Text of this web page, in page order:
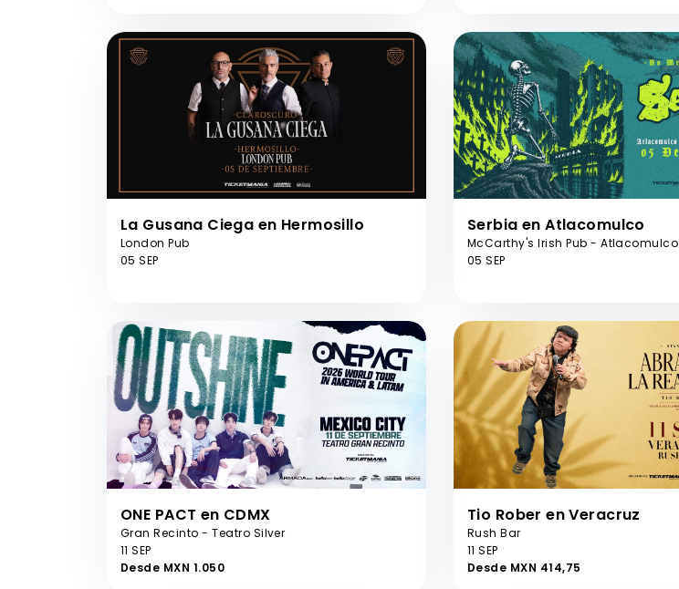
La Gusana Ciega en Hermosillo
London Pub
05 SEP
Serbia en Atlacomulco
McCarthy's Irish Pub - Atlacomulco
05 SEP
ONE PACT en CDMX
Gran Recinto - Teatro Silver
11 SEP
Desde MXN 1.050
Tio Rober en Veracruz
Rush Bar
11 SEP
Desde MXN 414,75